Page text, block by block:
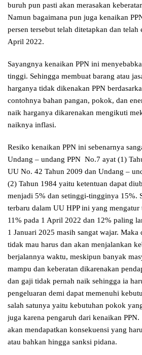
buruh pun pasti akan merasakan
Namun bagaimana pun juga kenaikan
persen tersebut telah ditetapkan dan telah
April 2022.
Sayangnya kenaikan PPN ini
tinggi. Sehingga membuat barang atau
harganya tidak dikenakan PPN
contohnya bahan pangan, pokok, dan
naik harganya dikarenakan mengikuti
naiknya inflasi.
Resiko kenaikan PPN ini sebenarnya
Undang – undang PPN No.7 ayat (1)
UU No. 42 Tahun 2009 dan Undang –
(2) Tahun 1984 yaitu ketentuan dapat
menjadi 5% dan setinggi-tingginya 15%.
terbaru dalam UU HPP ini yang mengatur
11% pada 1 April 2022 dan 12% paling
1 Januari 2025 masih sangat wajar. Maka
tidak mau harus dan akan menjalankan
berjalannya waktu, meskipun banyak
mampu dan keberatan dikarenakan
dan gaji tidak pernah naik sehingga ia
pengeluaran demi dapat memenuhi
salah satunya yaitu kebutuhan pokok
juga karena pengaruh dari kenaikan
akan mendapatkan konsekuensi yang
atau bahkan hingga sanksi pidana.